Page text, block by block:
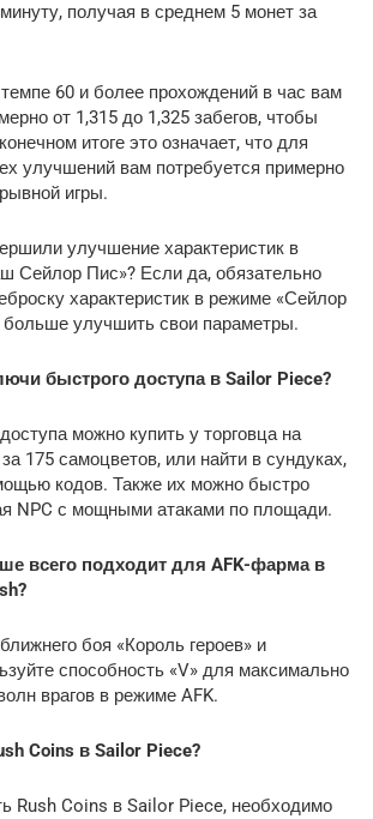
получая в среднем 5 монет за
60 и более прохождений в час вам
от 1,315 до 1,325 забегов, чтобы
итоге это означает, что для
улучшений вам потребуется примерно
игры.
улучшение характеристик в
Сейлор Пис»? Если да, обязательно
характеристик в режиме «Сейлор
улучшить свои параметры.
быстрого доступа в Sailor Piece?
можно купить у торговца на
175 самоцветов, или найти в сундуках,
кодов. Также их можно быстро
NPC с мощными атаками по площади.
всего подходит для AFK-фарма в
боя «Король героев» и
способность «V» для максимально
врагов в режиме AFK.
Coins в Sailor Piece?
Rush Coins в Sailor Piece, необходимо